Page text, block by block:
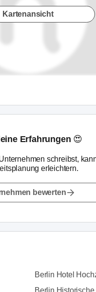
Kartenansicht
Erfahrungen 😍
schreibst,
erleichtern.
bewerten
Berlin Hotel
Berlin